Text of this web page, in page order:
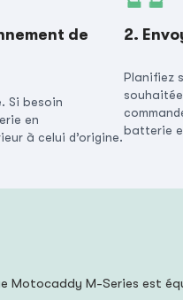
de
Si besoin
en
à celui d’origine.
2.
Planifiez
batterie
Motocaddy M-Series est